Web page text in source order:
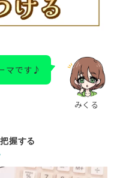
みくる
マです♪
握する